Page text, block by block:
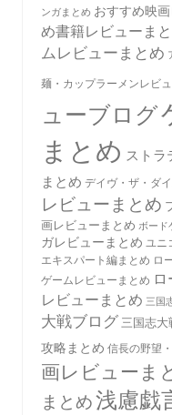
ンガまとめ おすすめ映
め書籍レビューま
ムレビューまとめ
麺・カップラーメンレビ
ューブログ
まとめ ストラ
まとめ デイヴ・ザ・ダ
レビューまとめ
画レビューまとめ ボード
ガレビューまとめ ユニ
エキスパート編まとめ ロ
ゲームレビューまとめ
レビューまとめ 三国
大戦ブログ 三国志大
攻略まとめ 信長の野望
画レビューま
まとめ浅慮戯